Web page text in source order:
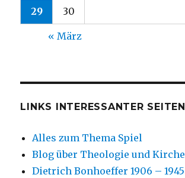
29 30
« März
LINKS INTERESSANTER SEITEN
Alles zum Thema Spiel
Blog über Theologie und Kirche
Dietrich Bonhoeffer 1906 – 1945